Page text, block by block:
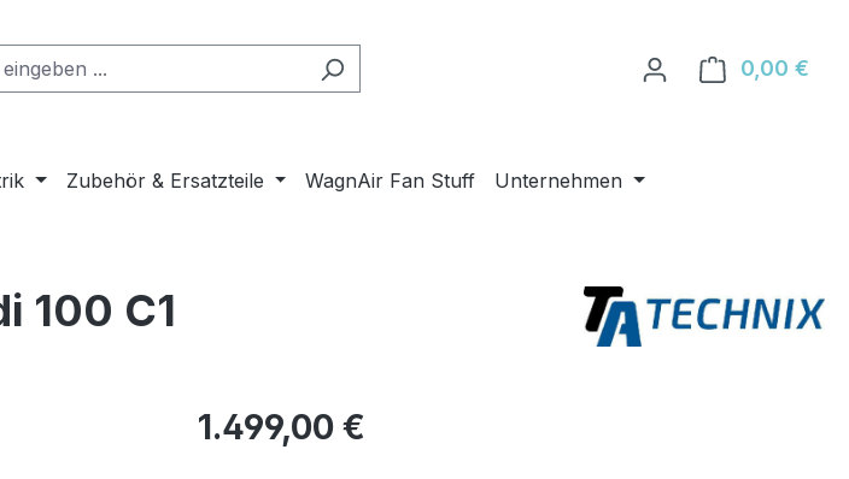
0,00 €
Zubehör & Ersatzteile WagnAir Fan Stuff Unternehmen
100 C1
Regulärer Preis:
1.499,00 €